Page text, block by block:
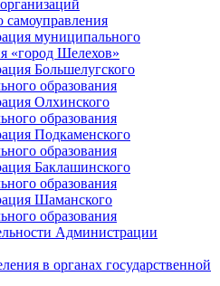
муниципального
«город Шелехов»
Большелугского
образования
Олхинского
образования
Подкаменского
образования
Баклашинского
образования
Шаманского
образования
Администрации
в органах государственной